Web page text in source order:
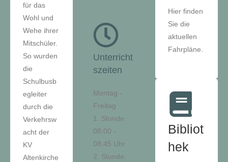
Unterricht
szeiten
Montag -
Freitag
1. Stunde:
08:00 -
08:45 Uhr
2. Stunde:
für das
Wohl und
Wehe ihrer
Mitschüler.
So wurden
die
Schulbusb
egleiter
durch die
Verkehrsw
acht der
KV
Altenkirche
Hier finden
Sie die
aktuellen
Fahrpläne.
Bibliot
hek